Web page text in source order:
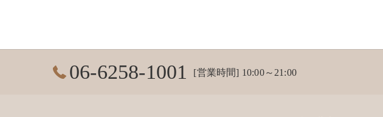
06-6258-1001 [営業時間] 10:00～21:00